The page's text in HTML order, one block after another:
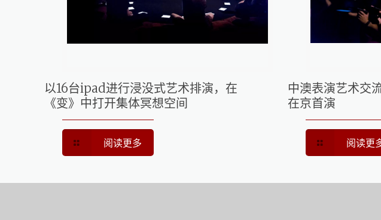
以16台ipad进行浸没式艺术排演，在
《变》中打开集体冥想空间
阅读更多
中澳表演艺术交
在京首演
阅读更